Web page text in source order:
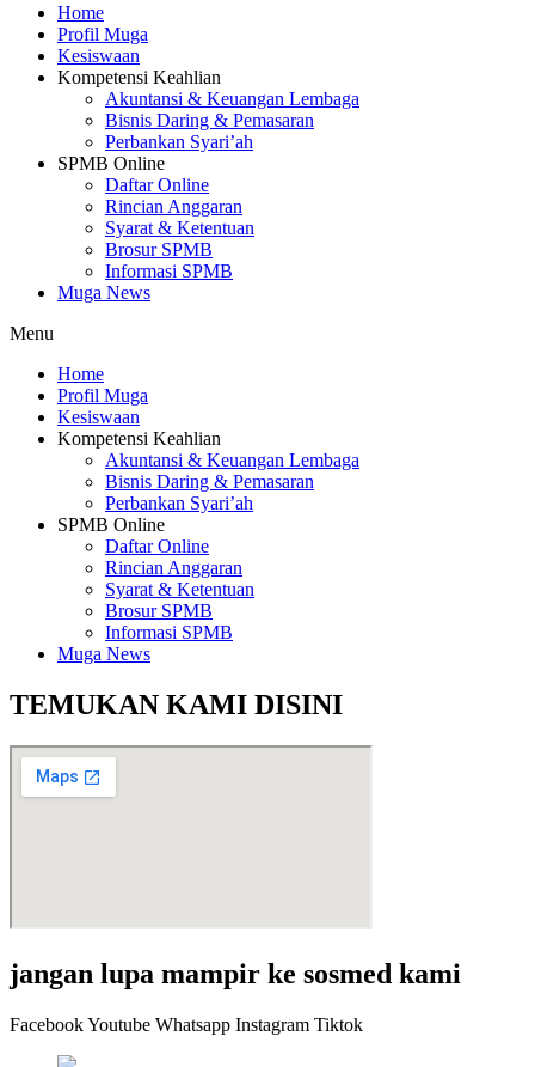
Home
Profil Muga
Kesiswaan
Kompetensi Keahlian
Akuntansi & Keuangan Lembaga
Bisnis Daring & Pemasaran
Perbankan Syari’ah
SPMB Online
Daftar Online
Rincian Anggaran
Syarat & Ketentuan
Brosur SPMB
Informasi SPMB
Muga News
Menu
Home
Profil Muga
Kesiswaan
Kompetensi Keahlian
Akuntansi & Keuangan Lembaga
Bisnis Daring & Pemasaran
Perbankan Syari’ah
SPMB Online
Daftar Online
Rincian Anggaran
Syarat & Ketentuan
Brosur SPMB
Informasi SPMB
Muga News
TEMUKAN KAMI DISINI
jangan lupa mampir ke sosmed kami
FacebookYoutube Whatsapp Instagram Tiktok